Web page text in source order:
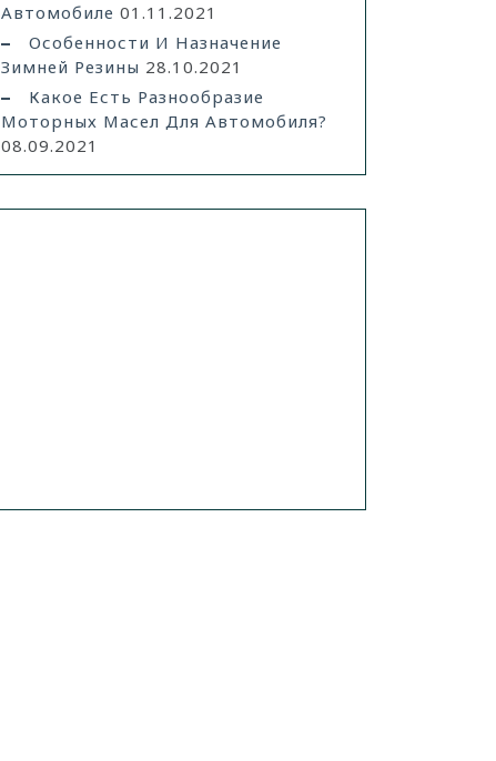
Автомобиле 01.11.2021
Особенности И Назначение
Зимней Резины 28.10.2021
Какое Есть Разнообразие
Моторных Масел Для Автомобиля?
08.09.2021